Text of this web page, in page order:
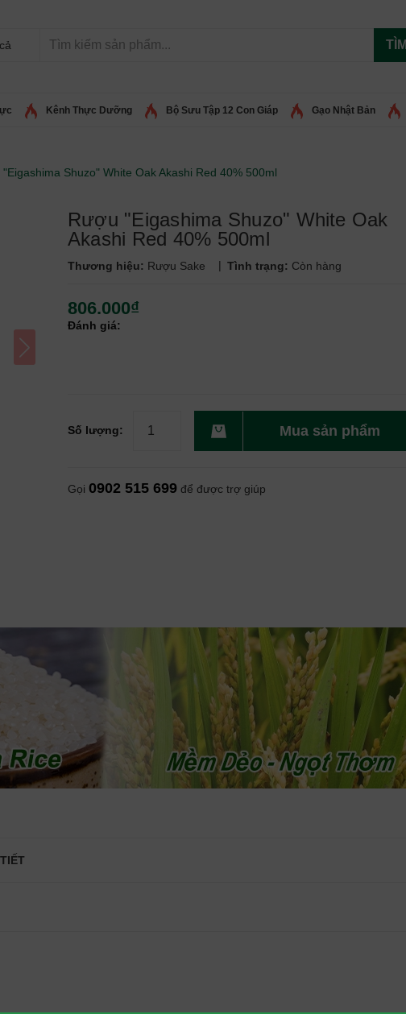
TÌM
Kênh Thực Dưỡng Bộ Sưu Tập 12 Con Giáp Gạo Nhật Bản
Shuzo" White Oak Akashi Red 40% 500ml
Rượu "Eigashima Shuzo" White Oak
Akashi Red 40% 500ml
Thương hiệu: Rượu Sake | Tình trạng: Còn hàng
806.000₫
Đánh giá:
Số lượng: Mua sản phẩm
Gọi 0902 515 699 để được trợ giúp